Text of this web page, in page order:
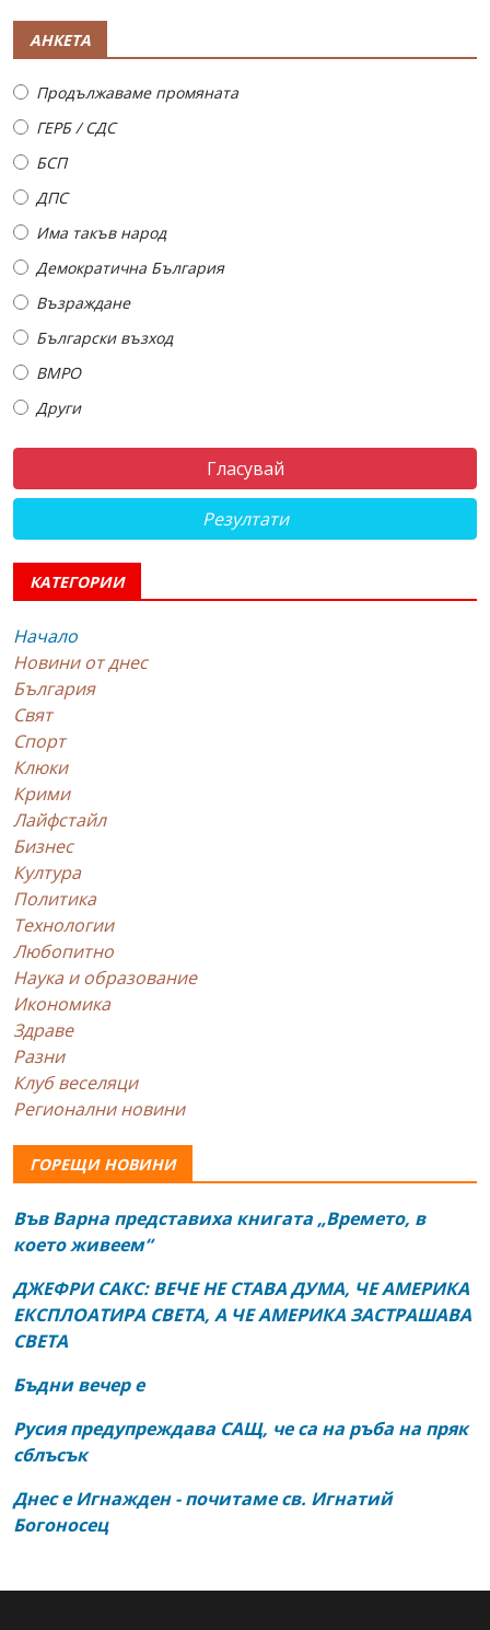
АНКЕТА
Продължаваме промяната
ГЕРБ / СДС
БСП
ДПС
Има такъв народ
Демократична България
Възраждане
Български възход
ВМРО
Други
Резултати
КАТЕГОРИИ
Начало
Новини от днес
България
Свят
Спорт
Клюки
Крими
Лайфстайл
Бизнес
Култура
Политика
Технологии
Любопитно
Наука и образование
Икономика
Здраве
Разни
Клуб веселяци
Регионални новини
ГОРЕЩИ НОВИНИ
Във Варна представиха книгата „Времето, в
което живеем“
ДЖЕФРИ САКС: ВЕЧЕ НЕ СТАВА ДУМА, ЧЕ АМЕРИКА
ЕКСПЛОАТИРА СВЕТА, А ЧЕ АМЕРИКА ЗАСТРАШАВА
СВЕТА
Бъдни вечер е
Русия предупреждава САЩ, че са на ръба на пряк
сблъсък
Днес е Игнажден - почитаме св. Игнатий
Богоносец